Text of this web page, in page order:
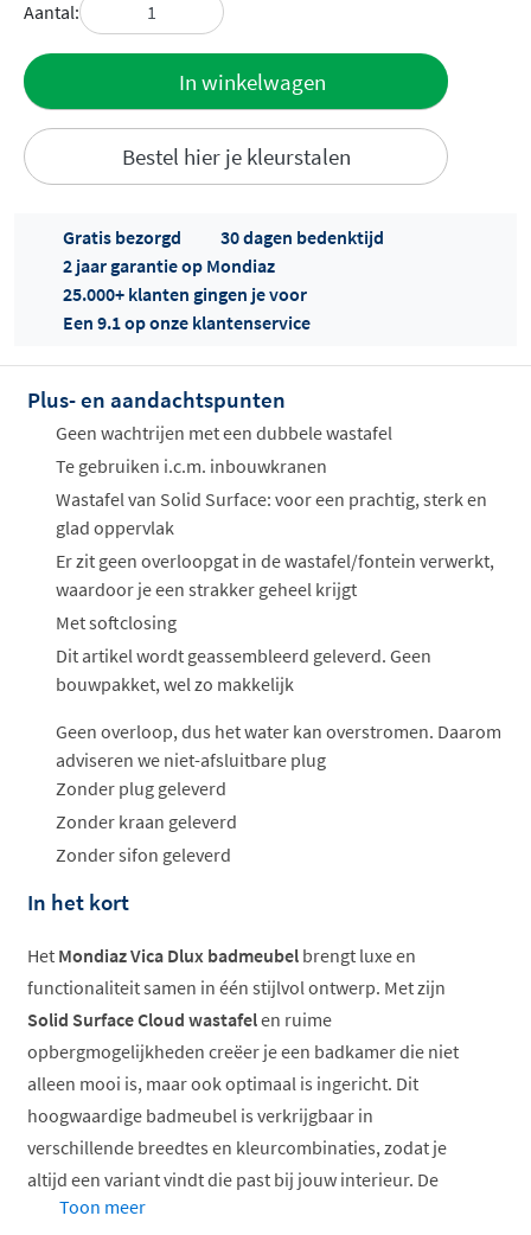
Aantal:
In winkelwagen
Bestel hier je kleurstalen
Offertes
Gratis bezorgd
30 dagen bedenktijd
2 jaar garantie op Mondiaz
25.000+ klanten gingen je voor
Een 9.1 op onze klantenservice
Plus- en aandachtspunten
Geen wachtrijen met een dubbele wastafel
Te gebruiken i.c.m. inbouwkranen
Wastafel van Solid Surface: voor een prachtig, sterk en
glad oppervlak
Er zit geen overloopgat in de wastafel/fontein verwerkt,
waardoor je een strakker geheel krijgt
Met softclosing
Dit artikel wordt geassembleerd geleverd. Geen
bouwpakket, wel zo makkelijk
Geen overloop, dus het water kan overstromen. Daarom
adviseren we niet-afsluitbare plug
Zonder plug geleverd
Zonder kraan geleverd
Zonder sifon geleverd
In het kort
Het Mondiaz Vica Dlux badmeubel brengt luxe en
functionaliteit samen in één stijlvol ontwerp. Met zijn
Solid Surface Cloud wastafelen ruime
opbergmogelijkheden creëer je een badkamer die niet
alleen mooi is, maar ook optimaal is ingericht. Dit
hoogwaardige badmeubel is verkrijgbaar in
verschillende breedtes en kleurcombinaties, zodat je
altijd een variant vindt die past bij jouw interieur. De
greeplozeladen met softclose
Toon meer